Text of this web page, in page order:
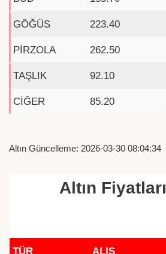
GÖĞÜS 223.40
PİRZOLA 262.50
TAŞLIK 92.10
CİĞER 85.20
Altın Güncelleme: 2026-03-30 08:04:34
Altın Fiyatları
TÜR
ALIŞ